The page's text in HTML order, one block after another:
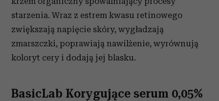
starzenia. Wraz z estrem kwasu retinowego
zwiększają napięcie skóry, wygładzają
zmarszczki, poprawiają nawilżenie, wyrównują
koloryt cery i dodają jej blasku.
BasicLab Korygujące serum 0,05%